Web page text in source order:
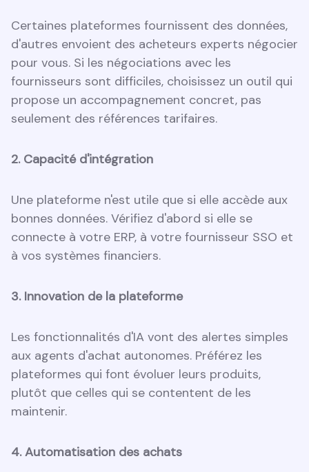
Certaines plateformes fournissent des données,
d'autres envoient des acheteurs experts négocier
pour vous. Si les négociations avec les
fournisseurs sont difficiles, choisissez un outil qui
propose un accompagnement concret, pas
seulement des références tarifaires.
2. Capacité d'intégration
Une plateforme n'est utile que si elle accède aux
bonnes données. Vérifiez d'abord si elle se
connecte à votre ERP, à votre fournisseur SSO et
à vos systèmes financiers.
3. Innovation de la plateforme
Les fonctionnalités d'IA vont des alertes simples
aux agents d'achat autonomes. Préférez les
plateformes qui font évoluer leurs produits,
plutôt que celles qui se contentent de les
maintenir.
4. Automatisation des achats